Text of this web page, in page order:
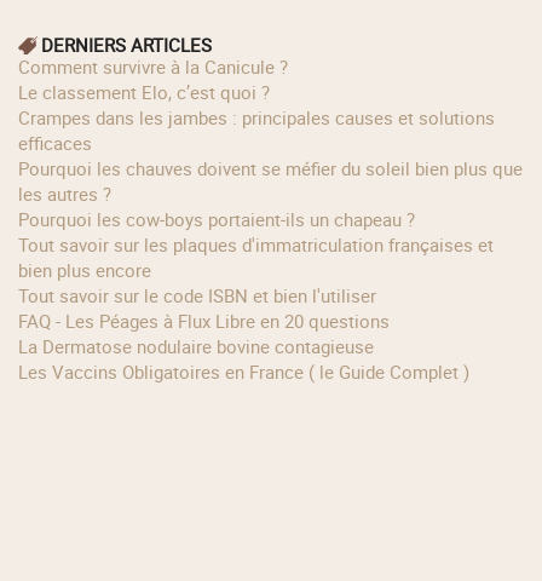
DERNIERS ARTICLES
Comment survivre à la Canicule ?
Le classement Elo, c’est quoi ?
Crampes dans les jambes : principales causes et solutions
efficaces
Pourquoi les chauves doivent se méfier du soleil bien plus que
les autres ?
Pourquoi les cow‑boys portaient‑ils un chapeau ?
Tout savoir sur les plaques d'immatriculation françaises et
bien plus encore
Tout savoir sur le code ISBN et bien l'utiliser
FAQ - Les Péages à Flux Libre en 20 questions
La Dermatose nodulaire bovine contagieuse
Les Vaccins Obligatoires en France ( le Guide Complet )